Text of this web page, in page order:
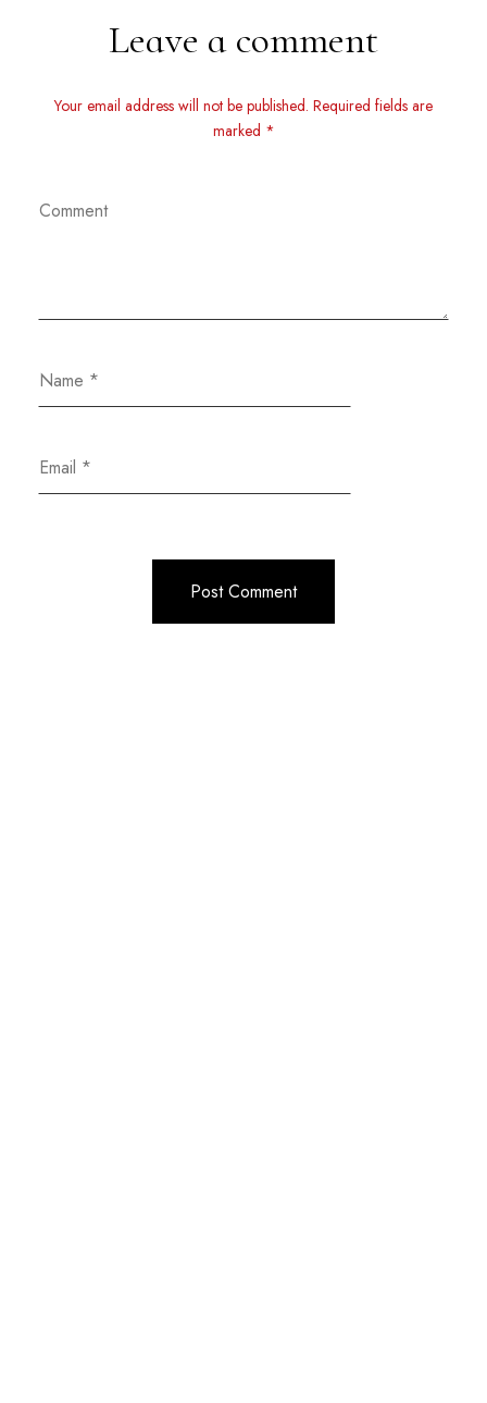
Leave a comment
Your email address will not be published. Required fields are
marked *